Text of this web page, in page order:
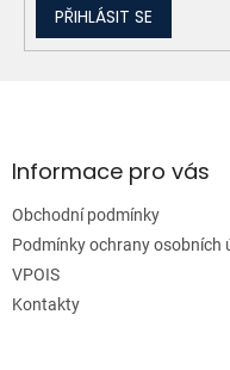
PŘIHLÁSIT SE
aInformace pro vás
Obchodní podmínky
Podmínky ochrany osobních
VPOIS
Kontakty